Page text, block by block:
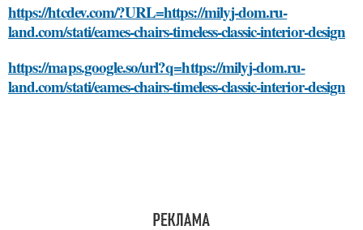
https://htcdev.com/?URL=https://milyj-dom.ru-
land.com/stati/eames-chairs-timeless-classic-interior-design
https://maps.google.so/url?q=https://milyj-dom.ru-
land.com/stati/eames-chairs-timeless-classic-interior-design